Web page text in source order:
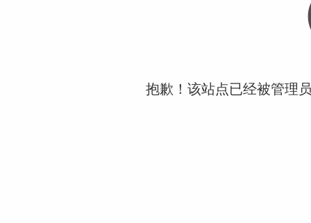
抱歉！该站点已经被管理